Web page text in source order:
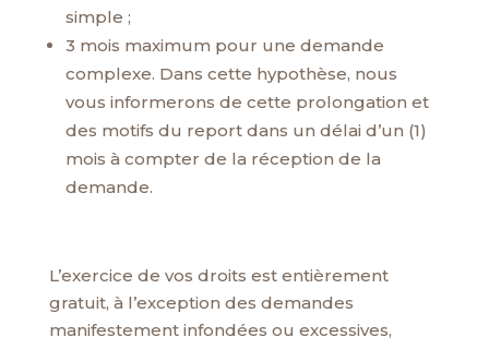
simple ;
3 mois maximum pour une demande
complexe. Dans cette hypothèse, nous
vous informerons de cette prolongation et
des motifs du report dans un délai d’un (1)
mois à compter de la réception de la
demande.
L’exercice de vos droits est entièrement
gratuit, à l’exception des demandes
manifestement infondées ou excessives,